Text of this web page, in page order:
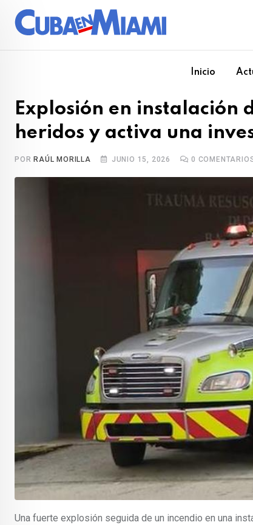
Inicio
Explosión en instalación
heridos y activa una
POR RAÚL MORILLA JUNIO 15, 2026 0
Una fuerte explosión seguida de un incendio en una